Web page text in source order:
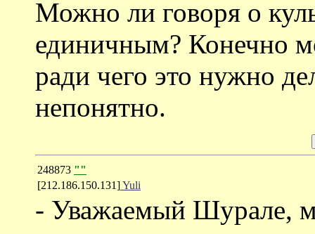
Можно ли говоря о
единичным? Конечно
ради чего это нужно
непонятно.
248873 ""
[212.186.150.131]Yuli
- Уважаемый Шурале,